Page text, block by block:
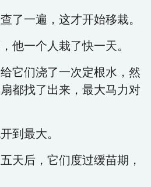
了一遍，这才开始移栽。
他一个人栽了快一天。
它们浇了一次定根水，然
都找了出来，最大马力对
到最大。
天后，它们度过缓苗期，